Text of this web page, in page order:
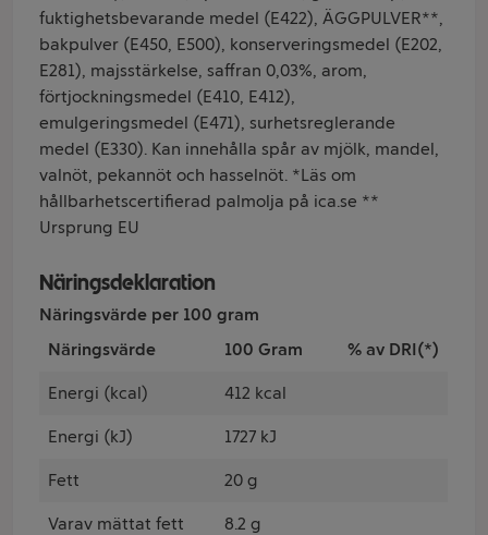
fuktighetsbevarande medel (E422), ÄGGPULVER**,
bakpulver (E450, E500), konserveringsmedel (E202,
E281), majsstärkelse, saffran 0,03%, arom,
förtjockningsmedel (E410, E412),
emulgeringsmedel (E471), surhetsreglerande
medel (E330). Kan innehålla spår av mjölk, mandel,
valnöt, pekannöt och hasselnöt. *Läs om
hållbarhetscertifierad palmolja på ica.se **
Ursprung EU
Näringsdeklaration
Näringsvärde per 100 gram
Näringsvärde
100 Gram % av DRI(*)
Energi (kcal) 412 kcal
Energi (kJ) 1727 kJ
Fett 20 g
Varav mättat fett 8.2 g